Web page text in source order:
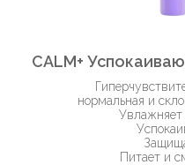
CALM+
нормальная и
Увлажняет
Питает и